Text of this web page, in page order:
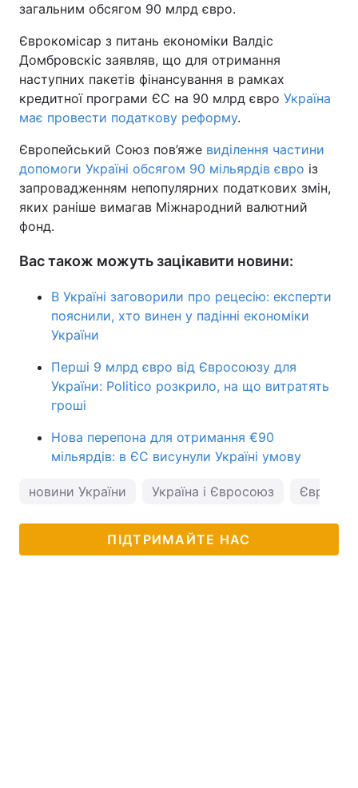
загальним обсягом 90 млрд євро.
Єврокомісар з питань економіки Валдіс
Домбровскіс заявляв, що для отримання
наступних пакетів фінансування в рамках
кредитної програми ЄС на 90 млрд євро Україна
має провести податкову реформу.
Європейський Союз пов’яже виділення частини
допомоги Україні обсягом 90 мільярдів євро із
запровадженням непопулярних податкових змін,
яких раніше вимагав Міжнародний валютний
фонд.
Вас також можуть зацікавити новини:
В Україні заговорили про рецесію: експерти
пояснили, хто винен у падінні економіки
України
Перші 9 млрд євро від Євросоюзу для
України: Politico розкрило, на що витратять
гроші
Нова перепона для отримання €90
мільярдів: в ЄС висунули Україні умову
новини України Україна і Євросоюз
ПІДТРИМАЙТЕ НАС